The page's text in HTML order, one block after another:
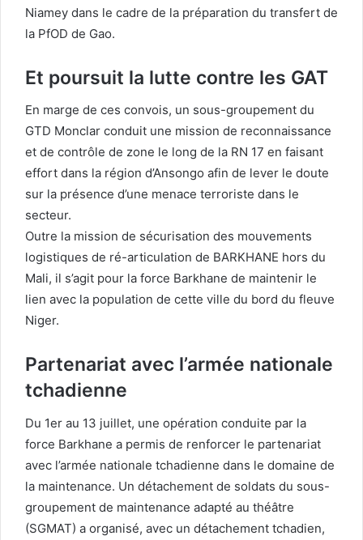
Niamey dans le cadre de la préparation du transfert de
la PfOD de Gao.
Et poursuit la lutte contre les GAT
En marge de ces convois, un sous-groupement du
GTD Monclar conduit une mission de reconnaissance
et de contrôle de zone le long de la RN 17 en faisant
effort dans la région d’Ansongo afin de lever le doute
sur la présence d’une menace terroriste dans le
secteur.
Outre la mission de sécurisation des mouvements
logistiques de ré-articulation de BARKHANE hors du
Mali, il s’agit pour la force Barkhane de maintenir le
lien avec la population de cette ville du bord du fleuve
Niger.
Partenariat avec l’armée nationale
tchadienne
Du 1er au 13 juillet, une opération conduite par la
force Barkhane a permis de renforcer le partenariat
avec l’armée nationale tchadienne dans le domaine de
la maintenance. Un détachement de soldats du sous-
groupement de maintenance adapté au théâtre
(SGMAT) a organisé, avec un détachement tchadien,